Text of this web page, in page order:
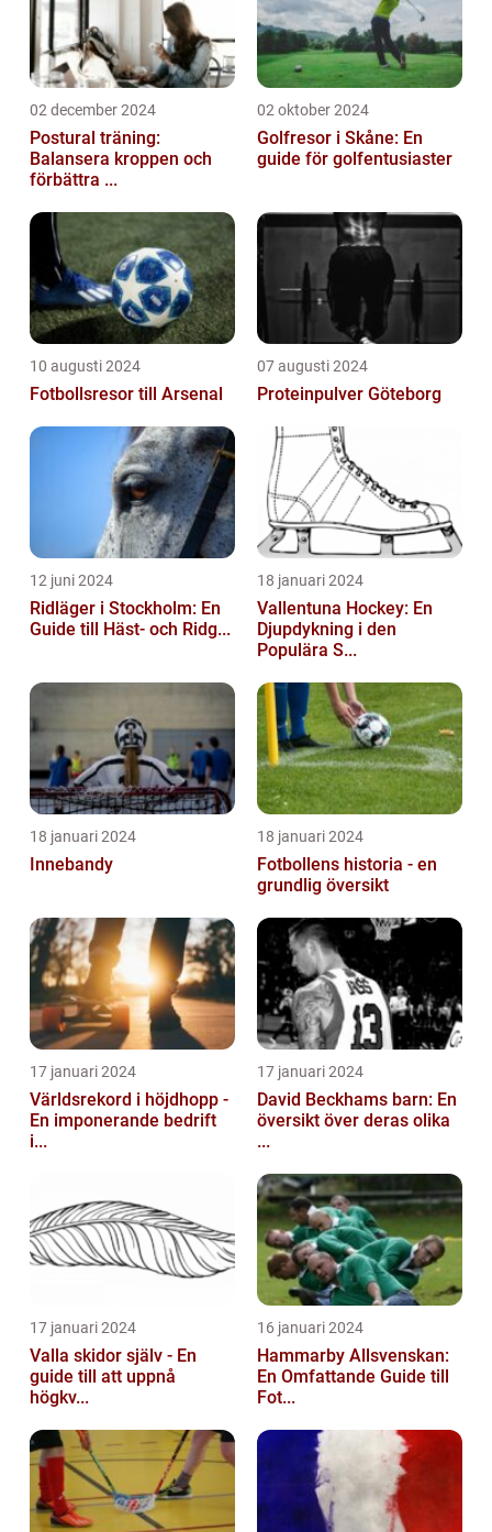
02 december 2024
Postural träning:
Balansera kroppen och
förbättra ...
02 oktober 2024
Golfresor i Skåne: En
guide för golfentusiaster
10 augusti 2024
Fotbollsresor till Arsenal
07 augusti 2024
Proteinpulver Göteborg
12 juni 2024
Ridläger i Stockholm: En
Guide till Häst- och Ridg...
18 januari 2024
Vallentuna Hockey: En
Djupdykning i den
Populära S...
18 januari 2024
Innebandy
18 januari 2024
Fotbollens historia - en
grundlig översikt
17 januari 2024
Världsrekord i höjdhopp -
En imponerande bedrift
i...
17 januari 2024
David Beckhams barn: En
översikt över deras olika
...
17 januari 2024
Valla skidor själv - En
guide till att uppnå
högkv...
16 januari 2024
Hammarby Allsvenskan:
En Omfattande Guide till
Fot...